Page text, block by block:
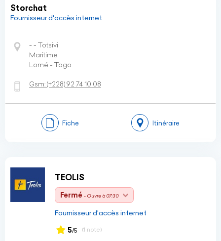
Storchat
Fournisseur d'accès internet
- - Totsivi
Maritime
Lomé - Togo
Gsm:(+228)92 74 10 08
Fiche Itinéraire
TEOLIS
Fermé - Ouvre à 07:30
Fournisseur d'accès internet
5/5 (1 note)